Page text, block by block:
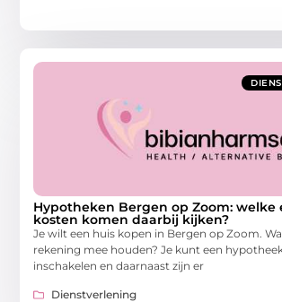
Hypotheken Bergen op Zoom: welke
kosten komen daarbij kijken?
Je wilt een huis kopen in Bergen op Zoom.
rekening mee houden? Je kunt een
inschakelen en daarnaast zijn er
Dienstverlening